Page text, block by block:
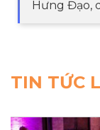
Hưng Đạo,
TIN TỨC